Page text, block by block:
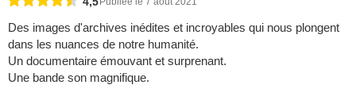
Des images d'archives inédites et incroyables qui nous plongent
dans les nuances de notre humanité.
Un documentaire émouvant et surprenant.
Une bande son magnifique.